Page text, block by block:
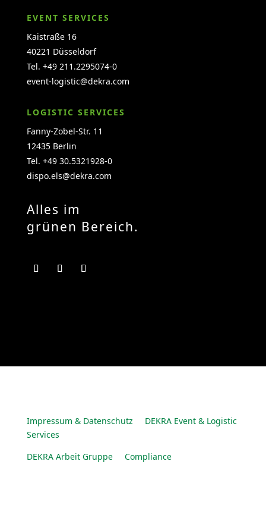
EVENT SERVICES
Kaistraße 16
40221 Düsseldorf
Tel. +49 211.2295074-0
event-logistic@dekra.com
LOGISTIC SERVICES
Fanny-Zobel-Str. 11
12435 Berlin
Tel. +49 30.5321928-0
dispo.els@dekra.com
Alles im
grünen Bereich.
Impressum & Datenschutz
DEKRA Event & Logistic
Services
DEKRA Arbeit Gruppe
Compliance